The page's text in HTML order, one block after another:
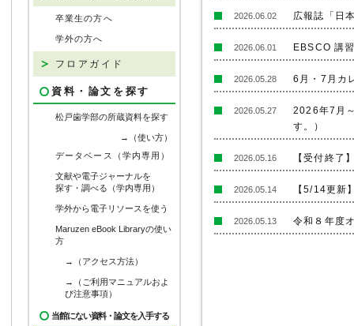
卒業生の方へ
学外の方へ
フロアガイド
資料・論文を探す
松戸歯学部の所蔵資料を探す
→（使い方）
データベース（学内専用）
文献や電子ジャーナルを
探す・調べる（学内専用）
学外から電子リソースを使う
Maruzen eBook Libraryの使い
方
→（アクセス方法）
→（ご利用マニュアルおよ
び注意事項）
当館にない資料・論文を入手する
2026.06.02 広報誌「日
2026.06.01 EBSCO 講
2026.05.28 6月・7月カ
2026.05.27
2026年7月
す。）
2026.05.16 【受付終了
2026.05.14 【5/14更新
2026.05.13 令和８年度